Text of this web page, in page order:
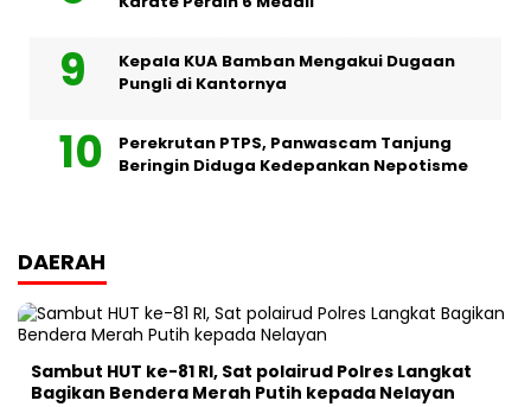
Kepala KUA Bamban Mengakui Dugaan
Pungli di Kantornya
Perekrutan PTPS, Panwascam Tanjung
Beringin Diduga Kedepankan Nepotisme
DAERAH
Sambut HUT ke-81 RI, Sat polairud Polres Langkat
Bagikan Bendera Merah Putih kepada Nelayan